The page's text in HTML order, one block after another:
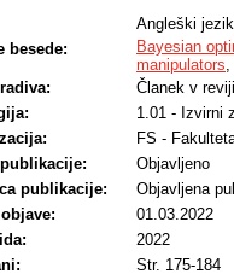
MAE of the prediction error
It is verified that the BO-
error prediction of the
improving the surface
Angleški jezik
besede:
Bayesian
manipulators,
Članek v reviji
1.01 - Izvirni
FS -
Objavljeno
publikacije:
Objavljena
01.03.2022
2022
Str. 175-184